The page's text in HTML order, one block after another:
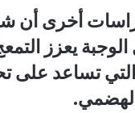
أخرى أن
الوجبة يعزز
التي تساعد على